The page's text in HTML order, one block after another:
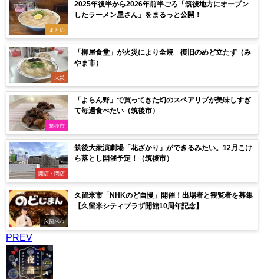
まとめ
2025年後半から2026年前半ごろ「筑後地方にオープン
したラーメン屋さん」をまるっと公開！
火災
「柳屋食堂」が火災により全焼 復旧のめど立たず（み
やま市）
筑後市
「よらん野」で買ってきた幻のスペアリブが美味しすぎ
て毎週食べたい（筑後市）
開店・閉店
筑後大衆演劇場「花ざかり」ができるみたい。12月こけ
ら落とし開催予定！（筑後市）
久留米市
久留米市「NHKのど自慢」開催！出場者と観覧者を募集
【久留米シティプラザ開館10周年記念】
PREV